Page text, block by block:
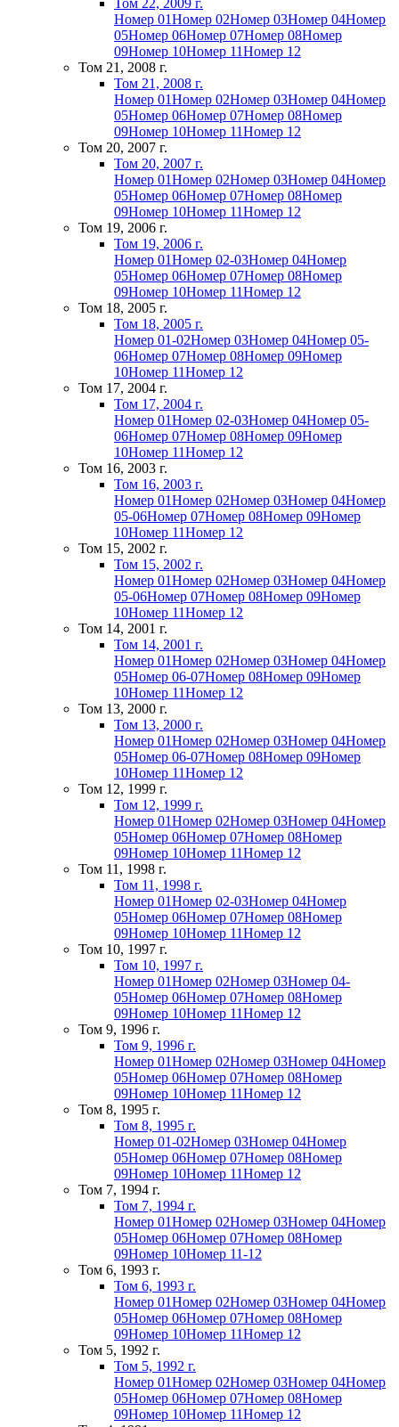
Том 22, 2009 г.
Номер 01Номер 02Номер 03Номер 04Номер
05Номер 06Номер 07Номер 08Номер
09Номер 10Номер 11Номер 12
Том 21, 2008 г.
Том 21, 2008 г.
Номер 01Номер 02Номер 03Номер 04Номер
05Номер 06Номер 07Номер 08Номер
09Номер 10Номер 11Номер 12
Том 20, 2007 г.
Том 20, 2007 г.
Номер 01Номер 02Номер 03Номер 04Номер
05Номер 06Номер 07Номер 08Номер
09Номер 10Номер 11Номер 12
Том 19, 2006 г.
Том 19, 2006 г.
Номер 01Номер 02-03Номер 04Номер
05Номер 06Номер 07Номер 08Номер
09Номер 10Номер 11Номер 12
Том 18, 2005 г.
Том 18, 2005 г.
Номер 01-02Номер 03Номер 04Номер 05-
06Номер 07Номер 08Номер 09Номер
10Номер 11Номер 12
Том 17, 2004 г.
Том 17, 2004 г.
Номер 01Номер 02-03Номер 04Номер 05-
06Номер 07Номер 08Номер 09Номер
10Номер 11Номер 12
Том 16, 2003 г.
Том 16, 2003 г.
Номер 01Номер 02Номер 03Номер 04Номер
05-06Номер 07Номер 08Номер 09Номер
10Номер 11Номер 12
Том 15, 2002 г.
Том 15, 2002 г.
Номер 01Номер 02Номер 03Номер 04Номер
05-06Номер 07Номер 08Номер 09Номер
10Номер 11Номер 12
Том 14, 2001 г.
Том 14, 2001 г.
Номер 01Номер 02Номер 03Номер 04Номер
05Номер 06-07Номер 08Номер 09Номер
10Номер 11Номер 12
Том 13, 2000 г.
Том 13, 2000 г.
Номер 01Номер 02Номер 03Номер 04Номер
05Номер 06-07Номер 08Номер 09Номер
10Номер 11Номер 12
Том 12, 1999 г.
Том 12, 1999 г.
Номер 01Номер 02Номер 03Номер 04Номер
05Номер 06Номер 07Номер 08Номер
09Номер 10Номер 11Номер 12
Том 11, 1998 г.
Том 11, 1998 г.
Номер 01Номер 02-03Номер 04Номер
05Номер 06Номер 07Номер 08Номер
09Номер 10Номер 11Номер 12
Том 10, 1997 г.
Том 10, 1997 г.
Номер 01Номер 02Номер 03Номер 04-
05Номер 06Номер 07Номер 08Номер
09Номер 10Номер 11Номер 12
Том 9, 1996 г.
Том 9, 1996 г.
Номер 01Номер 02Номер 03Номер 04Номер
05Номер 06Номер 07Номер 08Номер
09Номер 10Номер 11Номер 12
Том 8, 1995 г.
Том 8, 1995 г.
Номер 01-02Номер 03Номер 04Номер
05Номер 06Номер 07Номер 08Номер
09Номер 10Номер 11Номер 12
Том 7, 1994 г.
Том 7, 1994 г.
Номер 01Номер 02Номер 03Номер 04Номер
05Номер 06Номер 07Номер 08Номер
09Номер 10Номер 11-12
Том 6, 1993 г.
Том 6, 1993 г.
Номер 01Номер 02Номер 03Номер 04Номер
05Номер 06Номер 07Номер 08Номер
09Номер 10Номер 11Номер 12
Том 5, 1992 г.
Том 5, 1992 г.
Номер 01Номер 02Номер 03Номер 04Номер
05Номер 06Номер 07Номер 08Номер
09Номер 10Номер 11Номер 12